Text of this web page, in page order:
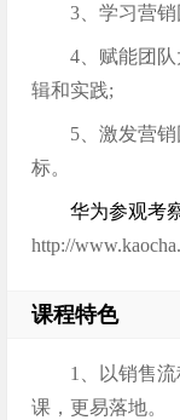
3、学习营
4、赋能团
辑和实践;
5、激发营
标。
华为参观考
http://
课程特色
1、以销售
课，更易落地。